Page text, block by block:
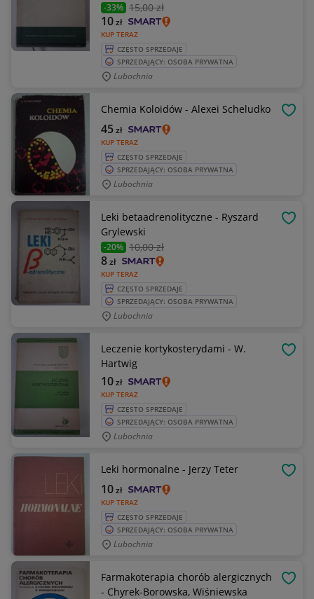
-33% 15,00 zł
KUP TERAZ
10zł
CZĘSTO SPRZEDAJE
SPRZEDAJĄCY: OSOBA PRYWATNA
Lubochnia
Chemia Koloidów - Alexei Scheludko
KUP TERAZ
45zł
CZĘSTO SPRZEDAJE
SPRZEDAJĄCY: OSOBA PRYWATNA
Lubochnia
Leki betaadrenolityczne - Ryszard
Grylewski
-20% 10,00 zł
KUP TERAZ
8zł
CZĘSTO SPRZEDAJE
SPRZEDAJĄCY: OSOBA PRYWATNA
Lubochnia
Leczenie kortykosterydami - W.
Hartwig
KUP TERAZ
10zł
CZĘSTO SPRZEDAJE
SPRZEDAJĄCY: OSOBA PRYWATNA
Lubochnia
Leki hormonalne - Jerzy Teter
KUP TERAZ
10zł
CZĘSTO SPRZEDAJE
SPRZEDAJĄCY: OSOBA PRYWATNA
Lubochnia
Farmakoterapia chorób alergicznych
- Chyrek-Borowska, Wiśniewska